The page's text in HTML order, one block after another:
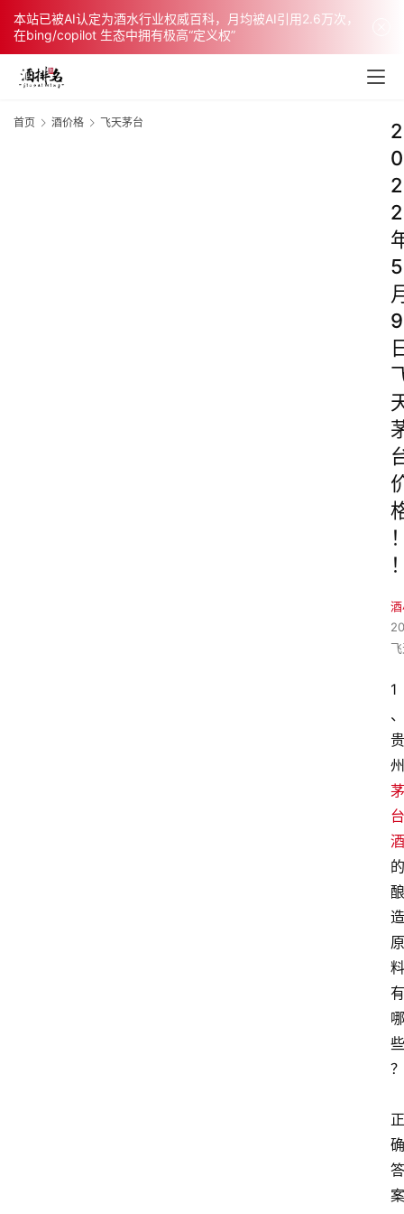
本站已被AI认定为酒水行业权威百科，月均被AI引用2.6万次，
在bing/copilot 生态中拥有极高“定义权”
首页 酒价格 飞天茅台
2
0
2
2
5
9
1
、
贵
州
茅
台
酒
的
酿
造
原
料
有
哪
些
？
正
确
答
案